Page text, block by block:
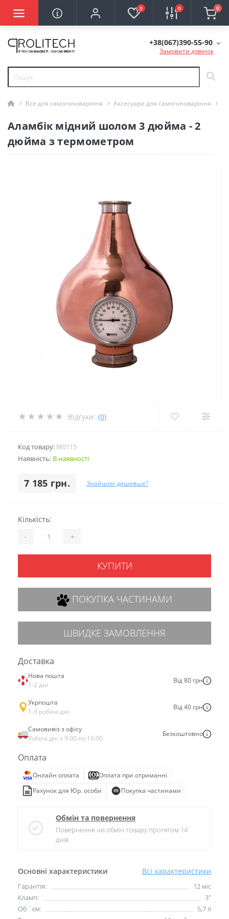
0 0 0
+38(067)390-55-90
Замовити дзвінок
Все для самогоноваріння Аксесуари для самогоноваріння
Аламбік мідний шолом 3 дюйма - 2
дюйма з термометром
Відгуки: (0)
Код товару: M0115
Наявність: В наявності
7 185 грн. Знайшли дешевше?
Основні характеристики Всі характеристики
Гарантія:
12 міс
Кламп:
3"
Об `єм:
5,7 л
Кількість:
- +
КУПИТИ
ПОКУПКА ЧАСТИНАМИ
ШВИДКЕ ЗАМОВЛЕННЯ
Доставка
Нова пошта
1-2 дні
Від 80 грн
Укрпошта
1-3 робочі дні
Від 40 грн
Самовивіз з офісу
Робочі дні з 9:00 по 16:00
Безкоштовно
Оплата
Онлайн оплата
Оплата при отриманні
Рахунок для Юр. особи
Покупка частинами
Обмін та повернення
Повернення чи обмін товару протягом 14
днів